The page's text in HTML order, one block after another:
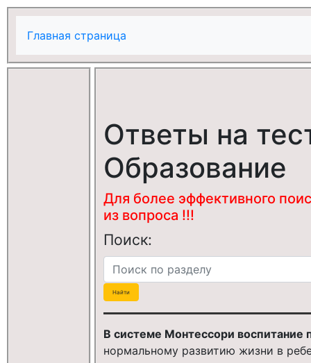
Главная страница
Ответы на
Образование
Для более эффективного
из вопроса !!!
Поиск:
В системе Монтессори воспитание
нормальному развитию жизни в